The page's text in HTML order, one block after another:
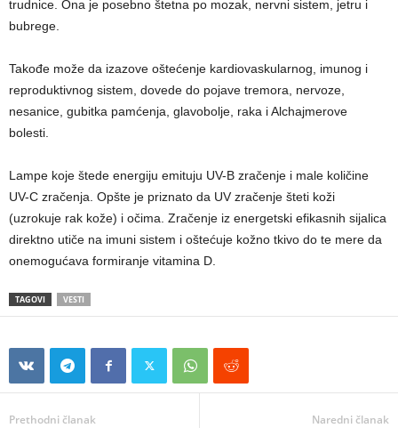
trudnice. Ona je posebno štetna po mozak, nervni sistem, jetru i
bubrege.
Takođe može da izazove oštećenje kardiovaskularnog, imunog i
reproduktivnog sistem, dovede do pojave tremora, nervoze,
nesanice, gubitka pamćenja, glavobolje, raka i Alchajmerove
bolesti.
Lampe koje štede energiju emituju UV-B zračenje i male količine
UV-C zračenja. Opšte je priznato da UV zračenje šteti koži
(uzrokuje rak kože) i očima. Zračenje iz energetski efikasnih sijalica
direktno utiče na imuni sistem i oštećuje kožno tkivo do te mere da
onemogućava formiranje vitamina D.
TAGOVI VESTI
Prethodni članak Naredni članak